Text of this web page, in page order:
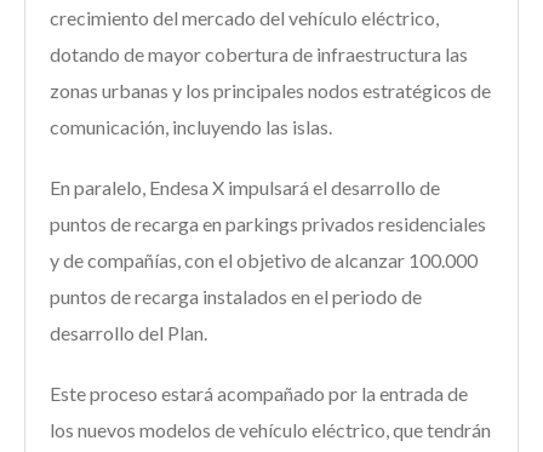
crecimiento del mercado del vehículo eléctrico,
dotando de mayor cobertura de infraestructura las
zonas urbanas y los principales nodos estratégicos de
comunicación, incluyendo las islas.
En paralelo, Endesa X impulsará el desarrollo de
puntos de recarga en parkings privados residenciales
y de compañías, con el objetivo de alcanzar 100.000
puntos de recarga instalados en el periodo de
desarrollo del Plan.
Este proceso estará acompañado por la entrada de
los nuevos modelos de vehículo eléctrico, que tendrán